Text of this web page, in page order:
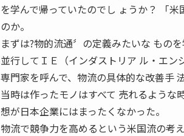
を学んで帰っていたのでし ょうか？ 「
のか。
まずは?物的流通〞の定義みたいな ものを
並行してＩＥ（インダストリア ル・エ
専門家を呼んで、物流の具体的な改善手
当時は作ったモノはすべて 売れるような
想が日本企業にはまったくなかった。
物流で競争力を高めるという米国流の考